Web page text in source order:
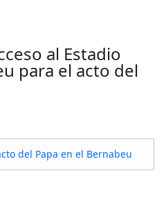
al Estadio
para el acto del
del Papa en el Bernabeu